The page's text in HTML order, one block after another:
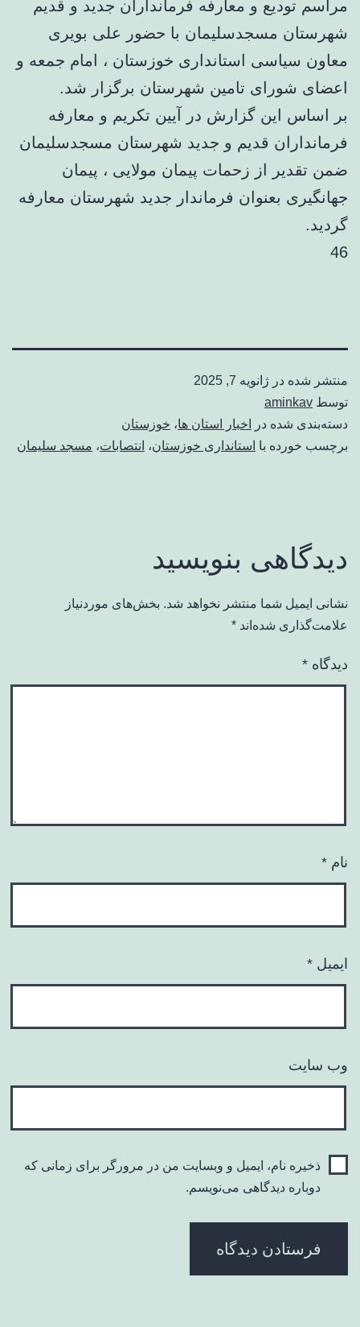
مراسم تودیع و معارفه فرمانداران جدید و قدیم
شهرستان مسجدسلیمان با حضور علی بویری
معاون سیاسی استانداری خوزستان ، امام جمعه و
اعضای شورای تامین شهرستان برگزار شد.
بر اساس این گزارش در آیین تکریم و معارفه
فرمانداران قدیم و جدید شهرستان مسجدسلیمان
ضمن تقدیر از زحمات پیمان مولایی ، پیمان
جهانگیری بعنوان فرماندار جدید شهرستان معارفه
گردید.
46
منتشر شده در ژانویه 7, 2025
توسط aminkav
دسته‌بندی شده در
اخبار استان ها، خوزستان
برچسب خورده با استانداری خوزستان، انتصابات، مسجد سلیمان
دیدگاهی بنویسید
نشانی ایمیل شما منتشر نخواهد شد. بخش‌های موردنیاز
علامت‌گذاری شده‌اند *
دیدگاه *
نام *
ایمیل *
وب‌ سایت
ذخیره نام، ایمیل و وبسایت من در مرورگر برای زمانی که
دوباره دیدگاهی می‌نویسم.